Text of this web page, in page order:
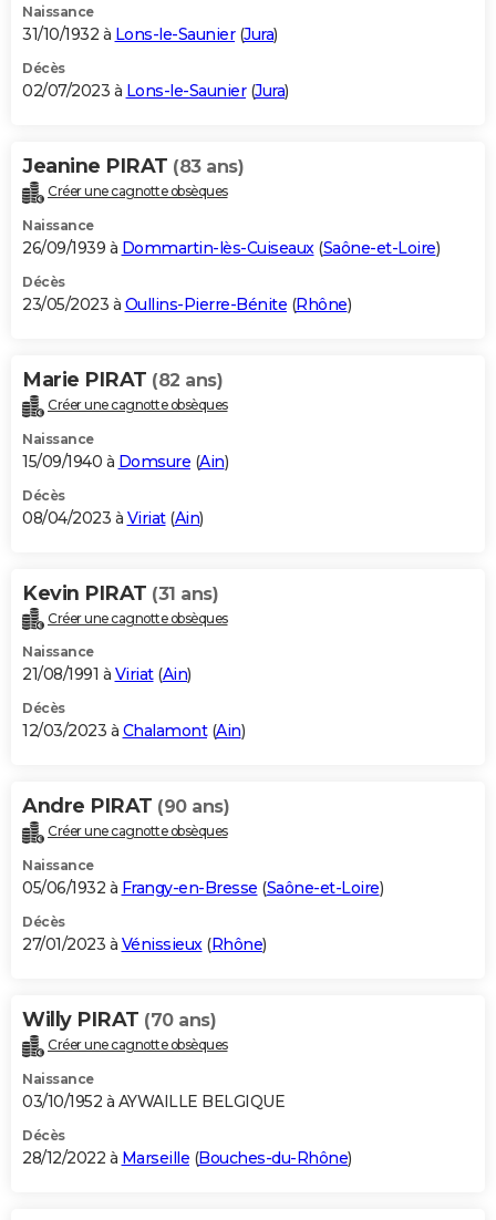
Naissance
31/10/1932 à Lons-le-Saunier(Jura)
Décès
02/07/2023 à Lons-le-Saunier(Jura)
Jeanine PIRAT (83 ans)
Créer une cagnotte obsèques
Naissance
26/09/1939 à Dommartin-lès-Cuiseaux(Saône-et-Loire)
Décès
23/05/2023 à Oullins-Pierre-Bénite (Rhône)
Marie PIRAT (82 ans)
Créer une cagnotte obsèques
Naissance
15/09/1940 à Domsure (Ain)
Décès
08/04/2023 à Viriat(Ain)
Kevin PIRAT (31 ans)
Créer une cagnotte obsèques
Naissance
21/08/1991 à Viriat(Ain)
Décès
12/03/2023 à Chalamont(Ain)
Andre PIRAT (90 ans)
Créer une cagnotte obsèques
Naissance
05/06/1932 à Frangy-en-Bresse (Saône-et-Loire)
Décès
27/01/2023 à Vénissieux(Rhône)
Willy PIRAT (70 ans)
Créer une cagnotte obsèques
Naissance
03/10/1952 à AYWAILLE BELGIQUE
Décès
28/12/2022 à Marseille (Bouches-du-Rhône)